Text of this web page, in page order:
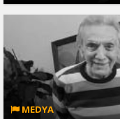
MEDYA